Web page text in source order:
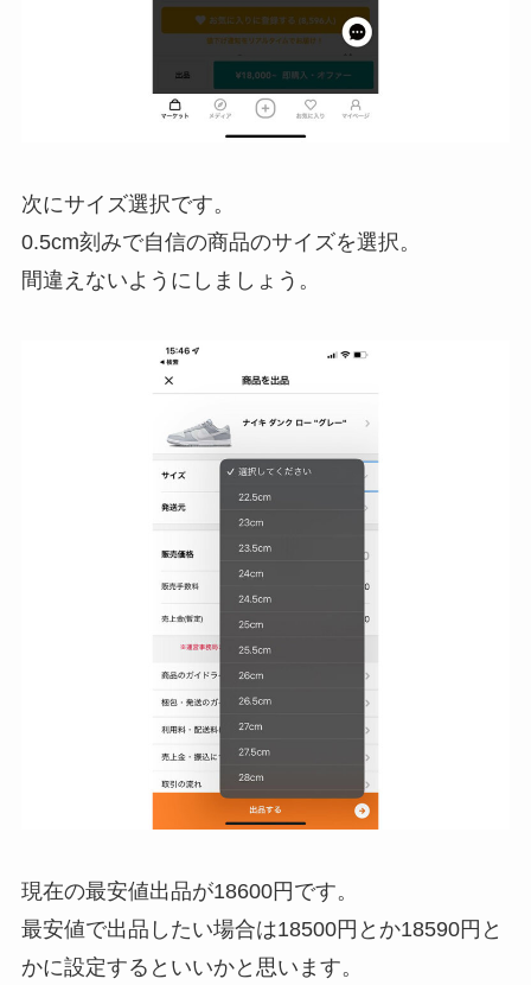
次にサイズ選択です。
0.5cm刻みで自信の商品のサイズを選択。
間違えないようにしましょう。
現在の最安値出品が18600円です。
最安値で出品したい場合は18500円とか18590円と
かに設定するといいかと思います。